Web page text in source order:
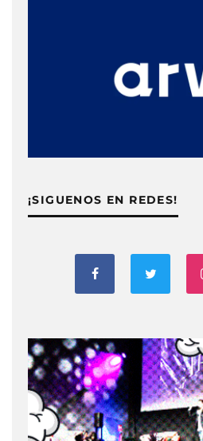
¡SIGUENOS EN REDES!